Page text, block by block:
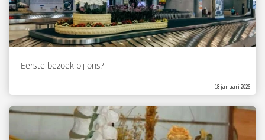
Eerste bezoek bij ons?
18 januari 2026